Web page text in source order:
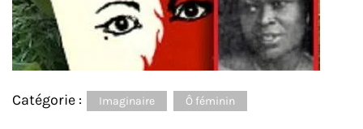
Catégorie : Imaginaire Ô féminin